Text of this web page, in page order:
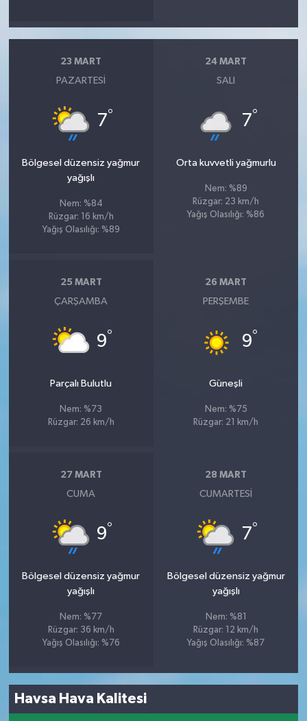
23 MART
PAZARTESI
7°
Bölgesel düzensiz yağmur
yağışlı
Nem: %84
Rüzgar: 16 km/h
Yağış Olasılığı: %89
24 MART
SALI
7°
Orta kuvvetli yağmurlu
Nem: %89
Rüzgar: 23 km/h
Yağış Olasılığı: %86
25 MART
ÇARŞAMBA
9°
Parçalı Bulutlu
Nem: %73
Rüzgar: 26 km/h
26 MART
PERŞEMBE
9°
Güneşli
Nem: %75
Rüzgar: 21 km/h
27 MART
CUMA
9°
Bölgesel düzensiz yağmur
yağışlı
Nem: %77
Rüzgar: 36 km/h
Yağış Olasılığı: %76
28 MART
CUMARTESI
7°
Bölgesel düzensiz yağmur
yağışlı
Nem: %81
Rüzgar: 12 km/h
Yağış Olasılığı: %87
Havsa Hava Kalitesi